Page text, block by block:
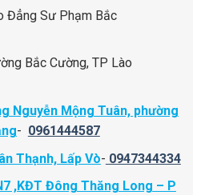
Đẳng Sư Phạm Bắc
Bắc Cường, TP Lào
Nguyễn Mộng Tuân, phường
- 0961444587
Thạnh, Lấp Vò- 0947344334
,KĐT Đông Thăng Long – P